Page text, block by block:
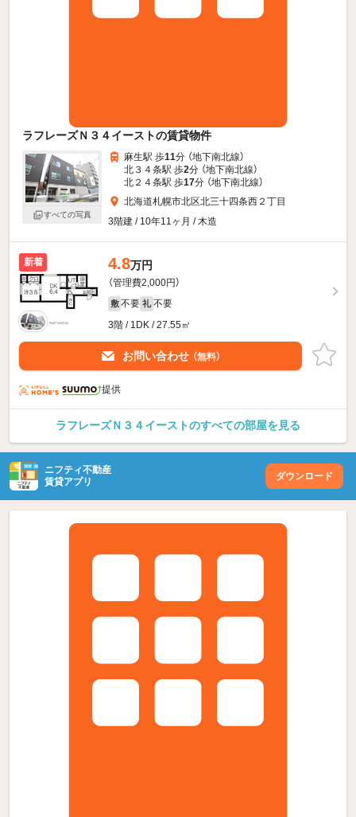
ラフレーズＮ３４イーストの賃貸物件
すべての写真
麻生駅 歩11分 （地下南北線）
北３４条駅 歩2分 （地下南北線）
北２４条駅 歩17分 （地下南北線）
北海道札幌市北区北三十四条西２丁目
3階建 / 10年11ヶ月 / 木造
新着 4.8万円
（管理費2,000円）
敷 不要 礼 不要
3階 / 1DK / 27.55㎡
お問い合わせ （無料）
提供
ラフレーズＮ３４イーストのすべての部屋を見る
ニフティ不動産
賃貸アプリ
ダウンロード